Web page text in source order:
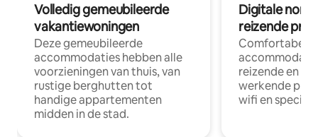
Volledig gemeubileerde
vakantiewoningen
Deze gemeubileerde
accommodaties hebben alle
voorzieningen van thuis, van
rustige berghutten tot
handige appartementen
midden in de stad.
Digitale
reizende
Comfortabele
reizende en
werkende
wifi en